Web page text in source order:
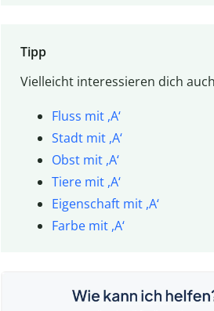
Tipp
Vielleicht interessieren dich
Fluss mit ,A‘
Stadt mit ,A‘
Obst mit ,A‘
Tiere mit ,A‘
Eigenschaft mit ,A‘
Farbe mit ,A‘